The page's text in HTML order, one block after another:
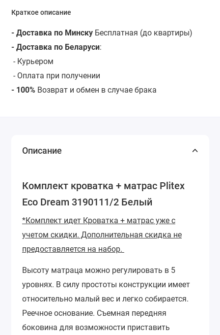
Краткое описание
- Доставка по МинскуБесплатная (до квартиры)
- Доставка по Беларуси:
- Курьером
- Оплата при получении
- 100% Возврат и обмен в случае брака
Описание
Комплект кроватка + матрас Plitex
Eco Dream 3190111/2 Белый
*Комплект идет Кроватка + матрас уже с
учетом скидки. Дополнительная скидка не
предоставляется на набор.
Высоту матраца можно регулировать в 5
уровнях. В силу простоты конструкции имеет
относительно малый вес и легко собирается.
Реечное основание. Съемная передняя
боковина для возможности приставить